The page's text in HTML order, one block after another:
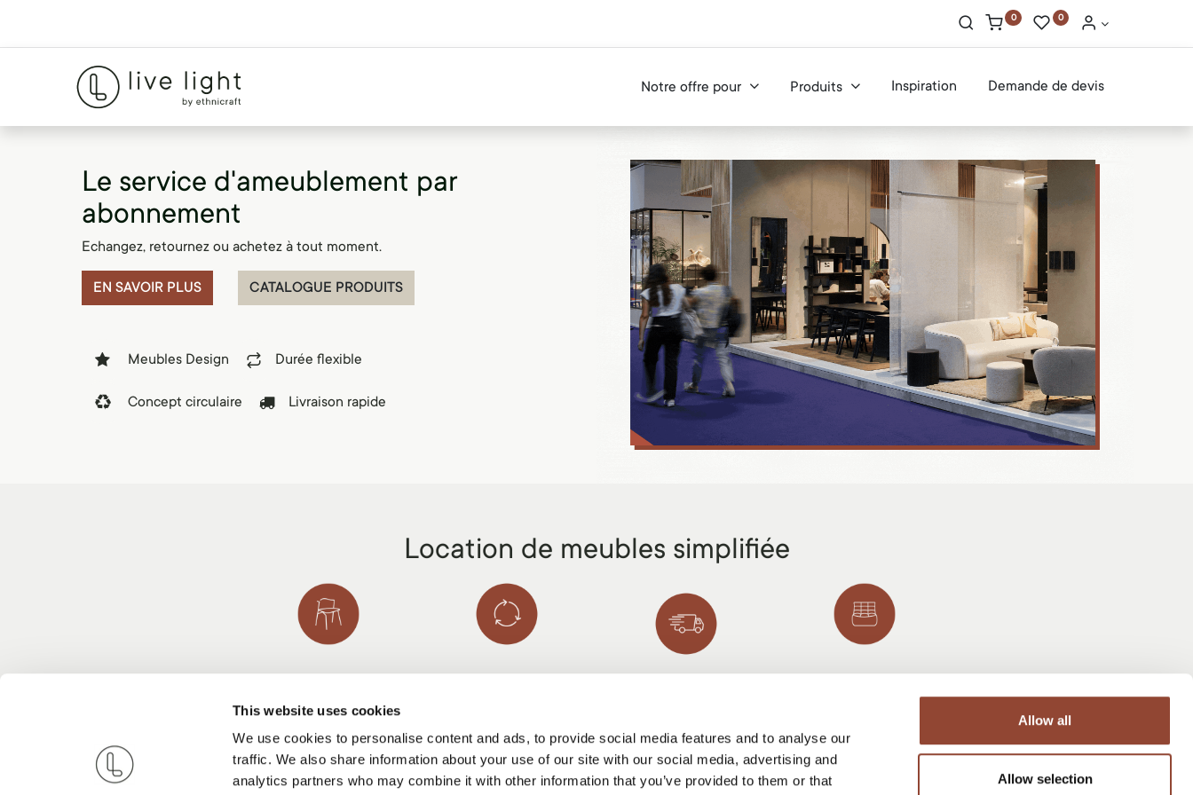
This website uses cookies
We use cookies to personalise content and ads, to provide social media features and to analyse our
traffic. We also share information about your use of our site with our social media, advertising and
analytics partners who may combine it with other information that you’ve provided to them or that
Allow all
Allow selection
0 0
Notre offre pour Produits Inspiration Demande de devis
Le service d'ameublement par
abonnement
Echangez, retournez ou achetez à tout moment.
EN SAVOIR PLUS CATALOGUE PRODUITS
Meubles Design Durée flexible
Concept circulaire Livraison rapide
Location de meubles simplifiée
Des designs haut de
Ethnicraft, DCW et
Flokk.
l'infini.
dans des délais rapides.
de prolonger ou de
racheter vos meubles.